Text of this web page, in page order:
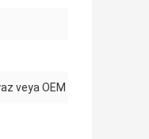
veya OEM